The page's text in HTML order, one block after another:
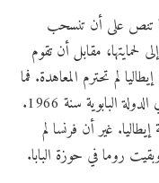
تنص على أن تنسحب
لحمايتها، مقابل أن تقوم
لم تحترم المعاهدة. فما
أن جلت القوات الفرنسية حتى هاجم غاريبالدي الدولة البابوية سنة 1966.
غير أن فرنسا لم
روما في حوزة البابا.